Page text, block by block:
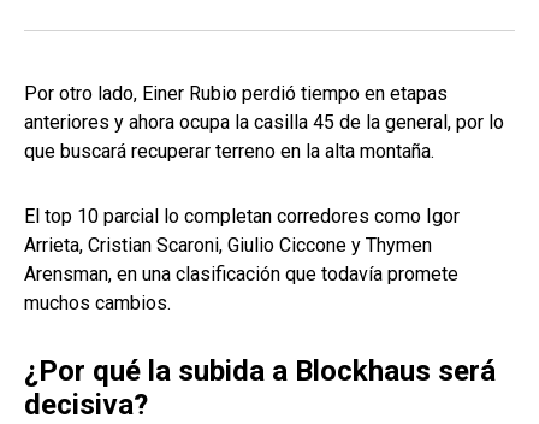
Por otro lado, Einer Rubio perdió tiempo en etapas
anteriores y ahora ocupa la casilla 45 de la general, por lo
que buscará recuperar terreno en la alta montaña.
El top 10 parcial lo completan corredores como Igor
Arrieta, Cristian Scaroni, Giulio Ciccone y Thymen
Arensman, en una clasificación que todavía promete
muchos cambios.
¿Por qué la subida a Blockhaus será
decisiva?